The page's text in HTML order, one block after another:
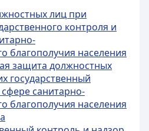
лиц при
контроля и
благополучия населения
защита должностных
государственный
санитарно-
благополучия населения